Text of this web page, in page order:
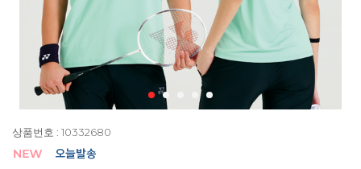
상품번호 : 10332680